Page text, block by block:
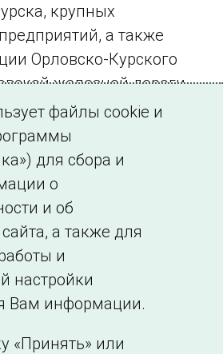
крупных
а также
Орловско-Курского
железной дороги
новости
Филиалы и
представительства
файлы cookie и
для сбора и
о
и об
а также для
и
настройки
Вам информации.
«Принять» или